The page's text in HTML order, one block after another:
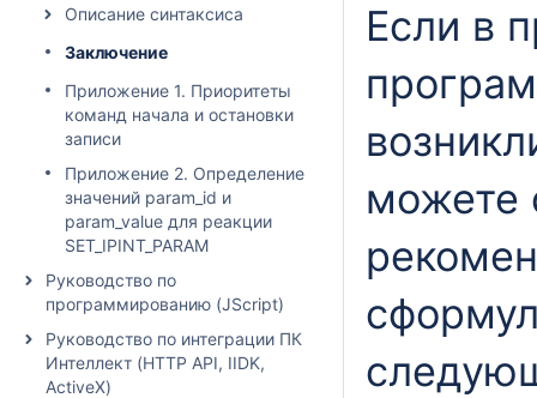
Описание синтаксиса
Заключeние
Приложение 1. Приоритеты
команд начала и остановки
записи
Приложение 2. Определение
значений param_id и
param_value для реакции
SET_IPINT_PARAM
Руководство по
программированию (JScript)
Руководство по интеграции ПК
Интеллект (HTTP API, IIDK,
ActiveX)
Если в
можете